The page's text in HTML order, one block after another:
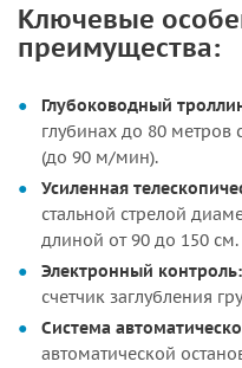
Ключевые
преимущества:
Глубоководный
глубинах до 80
(до 90 м/мин).
Усиленная
стальной стрелой
длиной от 90 до 150 см.
Электронный контроль:
счетчик заглубления
Система
автоматической